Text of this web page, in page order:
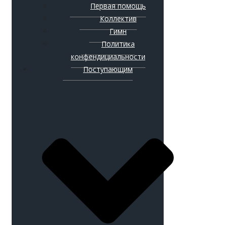
Первая помощь
Коллектив
Гимн
Политика
конфендициальности
Поступающим